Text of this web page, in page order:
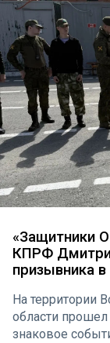
«Защитники
КПРФ
призывника
На территории
области
знаковое